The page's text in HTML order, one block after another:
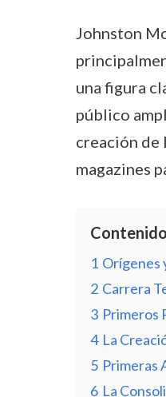
Johnston
una figura
público
creación de
magazines
1 Orígenes
2 Carrera
3 Primeros
4 La
5 Primeras
6 La